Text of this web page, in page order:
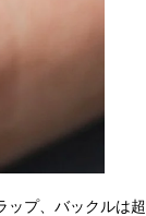
ップ、バックルは超